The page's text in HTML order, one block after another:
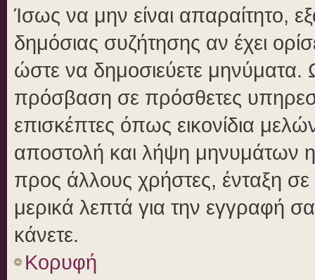
Ίσως να μην είναι απαραίτητο,
δημόσιας συζήτησης αν έχει
ώστε να δημοσιεύετε μηνύματα.
πρόσβαση σε πρόσθετες
επισκέπτες όπως εικονίδια
αποστολή και λήψη μηνυμάτων
προς άλλους χρήστες, ένταξη
μερικά λεπτά για την εγγραφή
κάνετε.
Κορυφή